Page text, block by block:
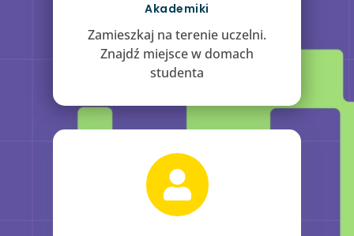
Akademiki
Zamieszkaj na terenie uczelni.
Znajdź miejsce w domach
studenta
